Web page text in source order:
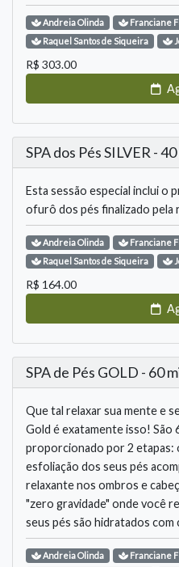
AndreiaOlinda Franciane
Raquel Santos de Siqueira
R$ 303.00
SPA dos Pés SILVER -
Esta sessão especial inclui o
ofurô dos pés finalizado pela
AndreiaOlinda Franciane
Raquel Santos de Siqueira
R$ 164.00
SPA de Pés GOLD - 60
Que tal relaxar sua mente e
Gold é exatamente isso! São
proporcionado por 2 etapas:
esfoliação dos seus pés
relaxante nos ombros e
"zero gravidade" onde você
seus pés são hidratados com
AndreiaOlinda Franciane